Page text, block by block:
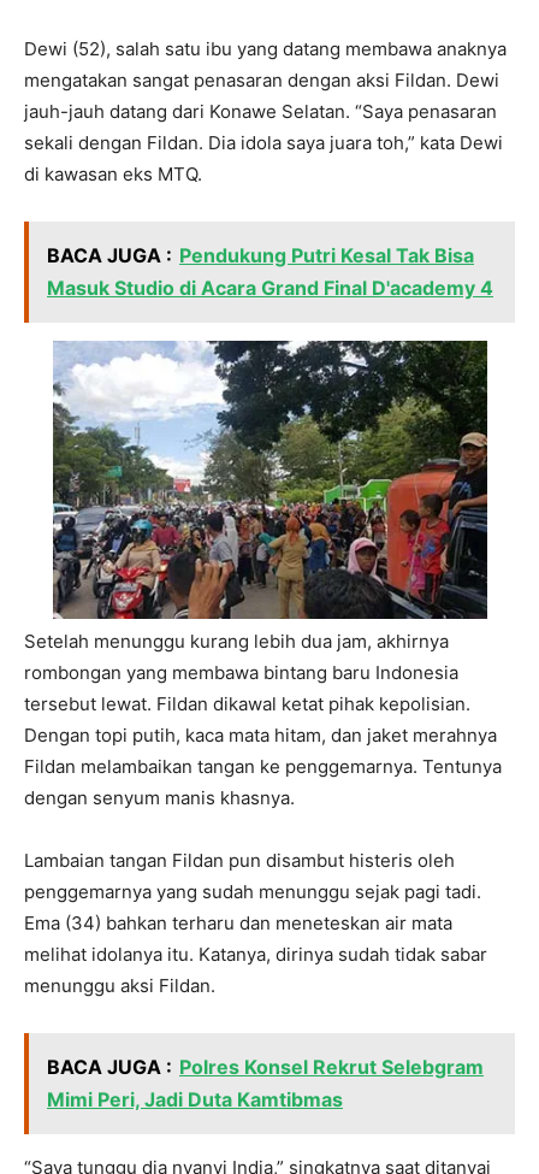
Dewi (52), salah satu ibu yang datang membawa anaknya
mengatakan sangat penasaran dengan aksi Fildan. Dewi
jauh-jauh datang dari Konawe Selatan. “Saya penasaran
sekali dengan Fildan. Dia idola saya juara toh,” kata Dewi
di kawasan eks MTQ.
BACA JUGA : Pendukung Putri Kesal Tak Bisa
Masuk Studio di Acara Grand Final D'academy 4
Setelah menunggu kurang lebih dua jam, akhirnya
rombongan yang membawa bintang baru Indonesia
tersebut lewat. Fildan dikawal ketat pihak kepolisian.
Dengan topi putih, kaca mata hitam, dan jaket merahnya
Fildan melambaikan tangan ke penggemarnya. Tentunya
dengan senyum manis khasnya.
Lambaian tangan Fildan pun disambut histeris oleh
penggemarnya yang sudah menunggu sejak pagi tadi.
Ema (34) bahkan terharu dan meneteskan air mata
melihat idolanya itu. Katanya, dirinya sudah tidak sabar
menunggu aksi Fildan.
BACA JUGA : Polres Konsel Rekrut Selebgram
Mimi Peri, Jadi Duta Kamtibmas
“Saya tunggu dia nyanyi India,” singkatnya saat ditanyai